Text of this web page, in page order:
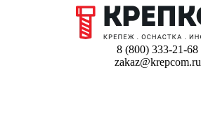
8 (800) 333-21-68
zakaz@krepcom.ru